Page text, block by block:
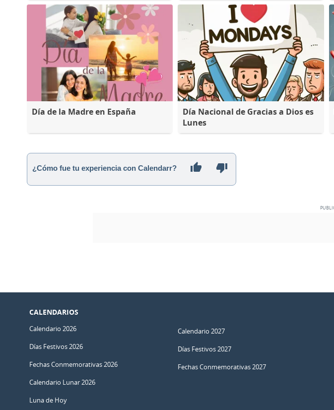
Día de la Madre en España
Día Nacional de Gracias a Dios es
Lunes
¿Cómo fue tu experiencia con Calendarr?
CALENDARIOS
Calendario 2026
Días Festivos 2026
Fechas Conmemorativas 2026
Calendario Lunar 2026
Luna de Hoy
Calendario 2027
Días Festivos 2027
Fechas Conmemorativas 2027